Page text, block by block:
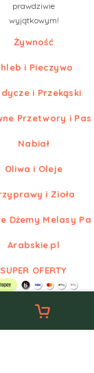
prawdziwie
wyjątkowym!
Żywność
i Pieczywo
i Przekąski
Przetwory i
Nabiał
Oliwa i Oleje
i Zioła
Dżemy Melasy
Arabskie.pl
SUPER OFERTY
Arabskie.pl